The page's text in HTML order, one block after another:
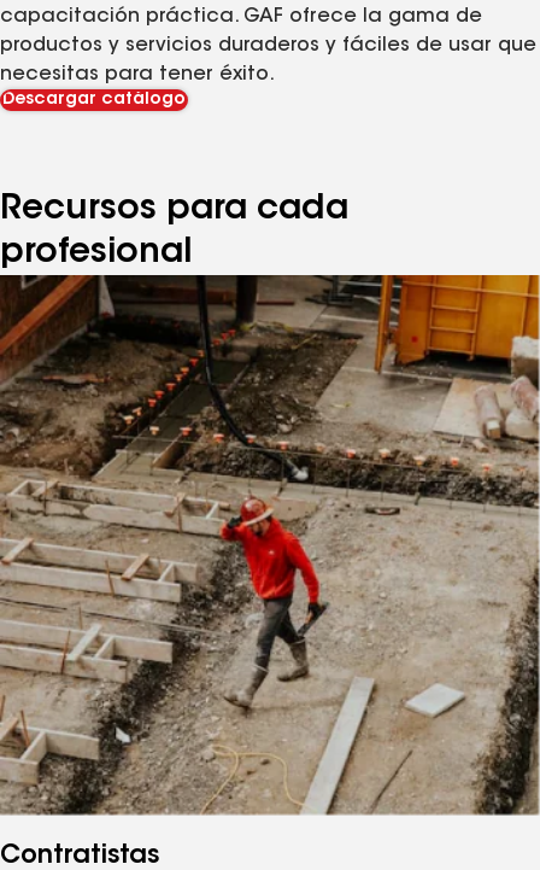
capacitación práctica. GAF ofrece la gama de
productos y servicios duraderos y fáciles de usar que
necesitas para tener éxito.
Descargar catálogo
Recursos para cada
profesional
Contratistas